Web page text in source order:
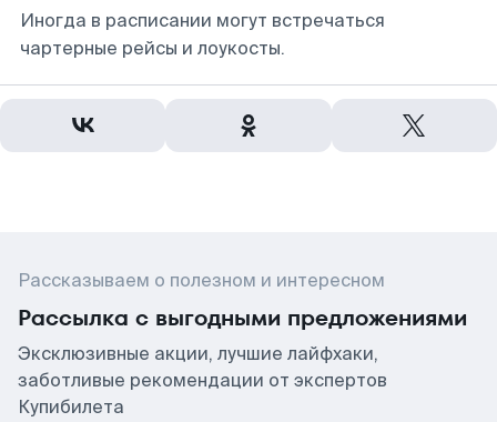
Иногда в расписании могут встречаться
чартерные рейсы и лоукосты.
Рассказываем о полезном и интересном
Рассылка с выгодными предложениями
Эксклюзивные акции, лучшие лайфхаки,
заботливые рекомендации от экспертов
Купибилета